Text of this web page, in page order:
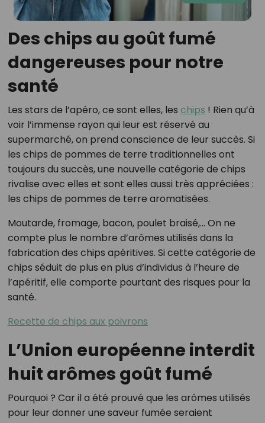
Des chips au goût fumé
dangereuses pour notre
santé
Les stars de l’apéro, ce sont elles, les chips ! Rien qu’à
voir l’immense rayon qui leur est réservé au
supermarché, on prend conscience de leur succès. Si
les chips de pommes de terre traditionnelles ont
toujours du succès, une nouvelle catégorie de chips
rivalise avec elles et sont elles aussi très appréciées :
les chips de pommes de terre aromatisées.
Moutarde, fromage, bacon, poulet braisé,… On ne
compte plus le nombre d’arômes utilisés dans la
fabrication des chips apéritives. Si cette catégorie de
chips séduit de plus en plus d’individus à l’heure de
l’apéritif, elle comporte pourtant des risques pour la
santé.
Recette de chips aux poivrons
L’Union européenne interdit
huit arômes goût fumé
Pourquoi ? Car il a été prouvé que les arômes utilisés
pour leur donner une saveur fumée seraient